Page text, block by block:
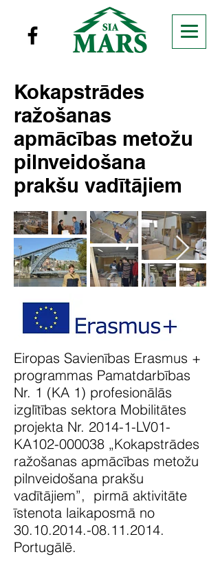
Kokapstrādes
ražošanas
apmācības metožu
pilnveidošana
prakšu vadītājiem
Eiropas Savienības Erasmus +
programmas Pamatdarbības
Nr. 1 (KA 1) profesionālās
izglītības sektora Mobilitātes
projekta Nr. 2014-1-LV01-
KA102-000038 „Kokapstrādes
ražošanas apmācības metožu
pilnveidošana prakšu
vadītājiem”, pirmā aktivitāte
īstenota laikaposmā no
30.10.2014.-08.11.2014.
Portugālē.